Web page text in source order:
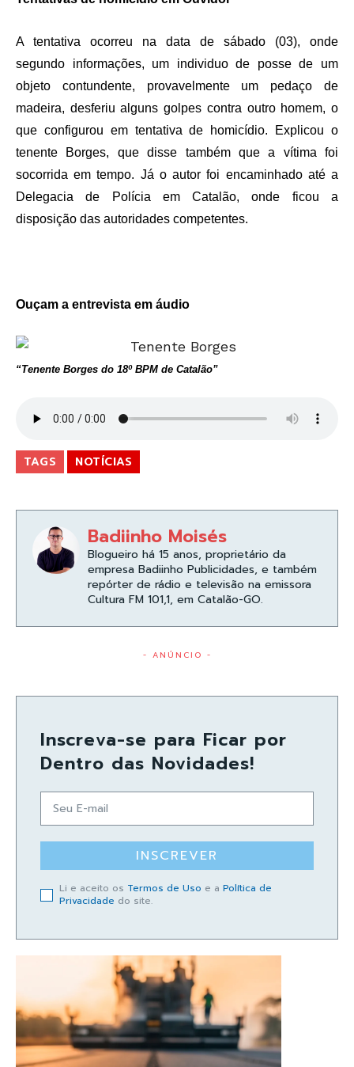
A tentativa ocorreu na data de sábado (03), onde
segundo informações, um individuo de posse de um
objeto contundente, provavelmente um pedaço de
madeira, desferiu alguns golpes contra outro homem, o
que configurou em tentativa de homicídio. Explicou o
tenente Borges, que disse também que a vítima foi
socorrida em tempo. Já o autor foi encaminhado até a
Delegacia de Polícia em Catalão, onde ficou a
disposição das autoridades competentes.
Ouçam a entrevista em áudio
“Tenente Borges do 18º BPM de Catalão”
TAGS NOTÍCIAS
Badiinho Moisés
Blogueiro há 15 anos, proprietário da
empresa Badiinho Publicidades, e também
repórter de rádio e televisão na emissora
Cultura FM 101,1, em Catalão-GO.
- ANÚNCIO -
Inscreva-se para Ficar por
Dentro das Novidades!
INSCREVER
Li e aceito os Termos de Uso e a Política de
Privacidade do site.